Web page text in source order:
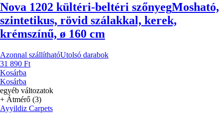
Nova 1202 kültéri-beltéri szőnyegMosható,
szintetikus, rövid szálakkal, kerek,
krémszínű, ø 160 cm
Azonnal szállíthatóUtolsó darabok
31 890 Ft
Kosárba
Kosárba
egyéb változatok
+ Átmérő (3)
Ayyildiz Carpets